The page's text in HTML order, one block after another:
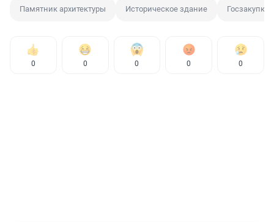
Памятник архитектуры Историческое здание Госзакупка
0 0 0 0 0